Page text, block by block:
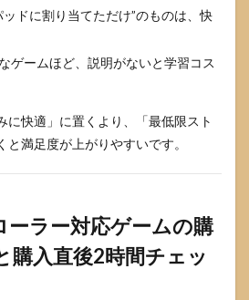
ドに割り当てただけ”のものは、快
ゲームほど、説明がないと学習コス
に快適」に置くより、「最低限スト
と満足度が上がりやすいです。
ーラー対応ゲームの購
購入直後2時間チェッ